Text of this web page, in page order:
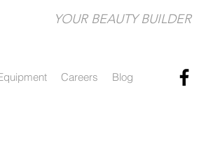
YOUR BEAUTY BUILDER​
Careers Blog